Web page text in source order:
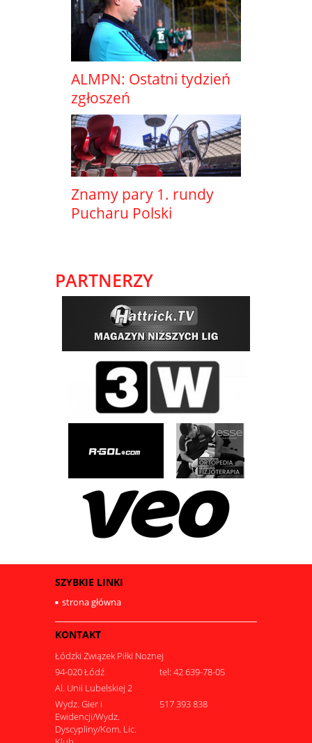
ALMPN: Ostatni tydzień
zgłoszeń
Znamy pary 1. rundy
Pucharu Polski
PARTNERZY
SZYBKIE LINKI
strona główna
KONTAKT
Łódzki Związek Piłki Nożnej
94-020 Łódź
tel: 42 639-78-05
Al. Unii Lubelskiej 2
Wydz. Gier i
Ewidencji/Wydz.
Dyscypliny/Kom. Lic.
517 393 838